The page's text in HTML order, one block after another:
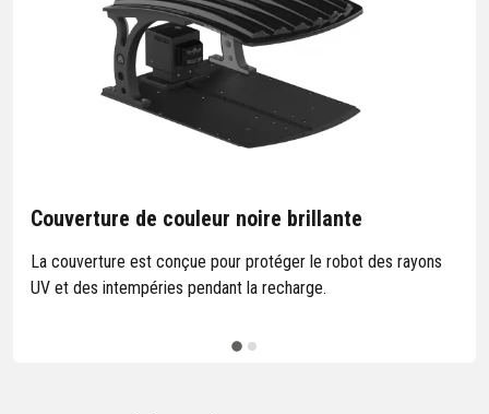
Couverture de couleur noire brillante
La couverture est conçue pour protéger le robot des rayons
UV et des intempéries pendant la recharge.